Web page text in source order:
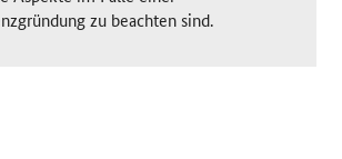
zu beachten sind.